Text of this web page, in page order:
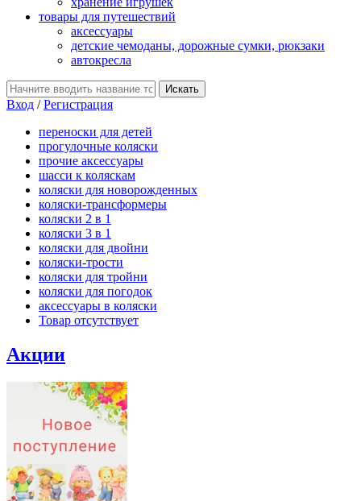
товары для путешествий
аксессуары
детские чемоданы, дорожные сумки, рюкзаки
автокресла
Вход /Регистрация
переноски для детей
прогулочные коляски
прочие аксессуары
шасси к коляскам
коляски для новорожденных
коляски-трансформеры
коляски 2 в 1
коляски 3 в 1
коляски для двойни
коляски-трости
коляски для тройни
коляски для погодок
аксессуары в коляски
Товар отсутствует
Акции